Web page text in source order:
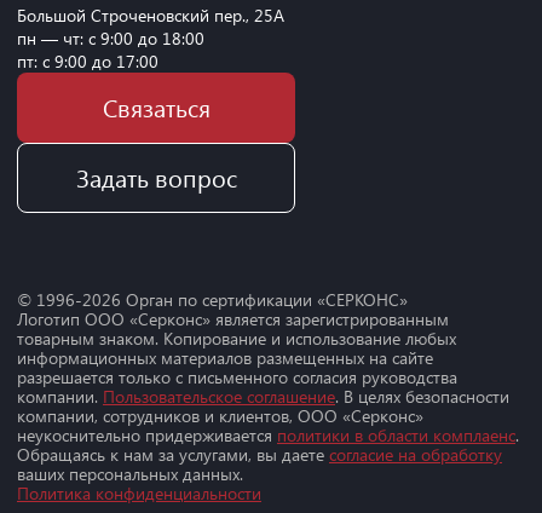
Большой Строченовский пер., 25А
пн — чт: с 9:00 до 18:00
пт: с 9:00 до 17:00
Связаться
Задать вопрос
© 1996-2026 Орган по сертификации «СЕРКОНС»
Логотип ООО «Серконс» является зарегистрированным
товарным знаком. Копирование и использование любых
информационных материалов размещенных на сайте
разрешается только с письменного согласия руководства
компании. Пользовательское соглашение. В целях безопасности
компании, сотрудников и клиентов, ООО «Серконс»
неукоснительно придерживается политики в области комплаенс.
Обращаясь к нам за услугами, вы даете согласие на обработку
ваших персональных данных.
Политика конфиденциальности